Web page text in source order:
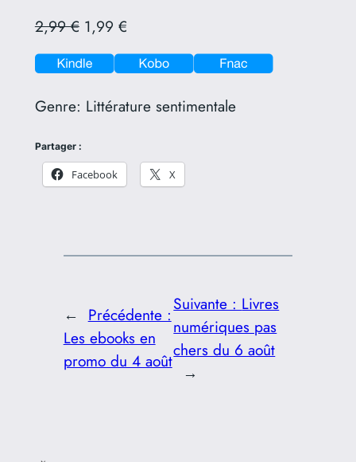
2,99 €1,99 €
Genre: Littérature sentimentale
Partager :
Facebook X
← Précédente :
Les ebooks en
promo du 4 août
Suivante : Livres
numériques pas
chers du 6 août
→